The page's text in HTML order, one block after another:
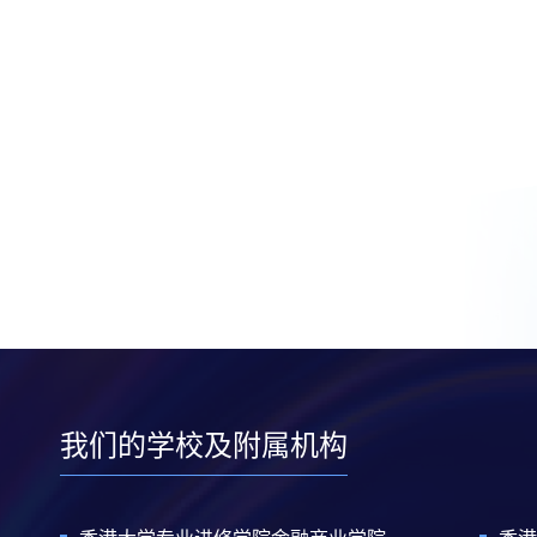
我们的学校及附属机构